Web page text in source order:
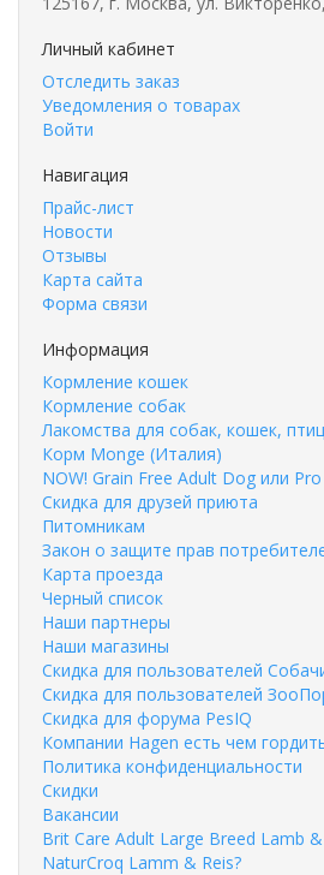
Личный кабинет
Отследить заказ
Уведомления о товарах
Войти
Навигация
Прайс-лист
Новости
Отзывы
Карта сайта
Форма связи
Информация
Кормление кошек
Кормление собак
Лакомства для собак, кошек,
Корм Monge (Италия)
NOW! Grain Free Adult Dog или
Скидка для друзей приюта
Питомникам
Закон о защите прав
Карта проезда
Черный список
Наши партнеры
Наши магазины
Скидка для пользователей
Скидка для пользователей
Скидка для форума PesIQ
Компании Hagen есть чем
Политика конфиденциальности
Скидки
Вакансии
Brit Care Adult Large Breed Lamb
NaturCroq Lamm & Reis?